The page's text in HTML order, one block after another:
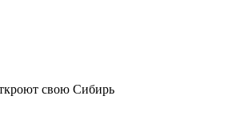
свою Сибирь